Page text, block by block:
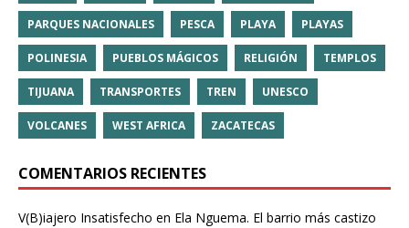
PARQUES NACIONALES PESCA PLAYA PLAYAS
POLINESIA PUEBLOS MÁGICOS RELIGIÓN TEMPLOS
TIJUANA TRANSPORTES TREN UNESCO
VOLCANES WEST AFRICA ZACATECAS
COMENTARIOS RECIENTES
V(B)iajero Insatisfecho en Ela Nguema. El barrio más castizo